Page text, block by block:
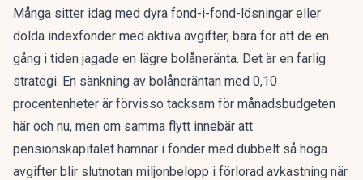
Många sitter idag med dyra fond-i-fond-lösningar eller
dolda indexfonder med aktiva avgifter, bara för att de en
gång i tiden jagade en lägre bolåneränta. Det är en farlig
strategi. En sänkning av bolåneräntan med 0,10
procentenheter är förvisso tacksam för månadsbudgeten
här och nu, men om samma flytt innebär att
pensionskapitalet hamnar i fonder med dubbelt så höga
avgifter blir slutnotan miljonbelopp i förlorad avkastning när